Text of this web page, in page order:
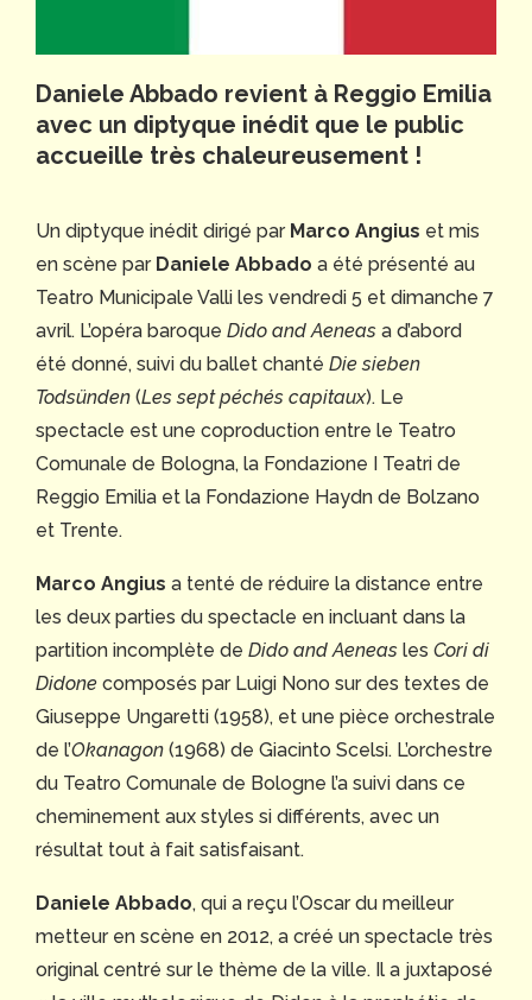
Daniele Abbado revient à Reggio Emilia
avec un diptyque inédit que le public
accueille très chaleureusement !
Un diptyque inédit dirigé par Marco Angius et mis
en scène par Daniele Abbado a été présenté au
Teatro Municipale Valli les vendredi 5 et dimanche 7
avril. L’opéra baroque Dido and Aeneas a d’abord
été donné, suivi du ballet chanté Die sieben
Todsünden (Les sept péchés capitaux). Le
spectacle est une coproduction entre le Teatro
Comunale de Bologna, la Fondazione I Teatri de
Reggio Emilia et la Fondazione Haydn de Bolzano
et Trente.
Marco Angius a tenté de réduire la distance entre
les deux parties du spectacle en incluant dans la
partition incomplète de Dido and Aeneas les Cori di
Didone composés par Luigi Nono sur des textes de
Giuseppe Ungaretti (1958), et une pièce orchestrale
de l’Okanagon (1968) de Giacinto Scelsi. L’orchestre
du Teatro Comunale de Bologne l’a suivi dans ce
cheminement aux styles si différents, avec un
résultat tout à fait satisfaisant.
Daniele Abbado, qui a reçu l’Oscar du meilleur
metteur en scène en 2012, a créé un spectacle très
original centré sur le thème de la ville. Il a juxtaposé